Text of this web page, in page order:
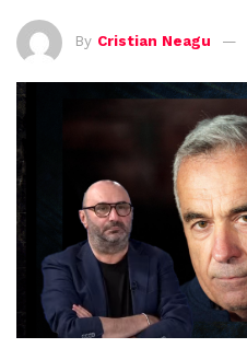
By Cristian Neagu